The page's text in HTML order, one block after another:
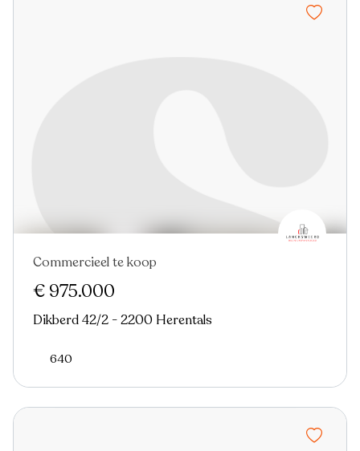
Nieuw
Commercieel te koop
€ 975.000
Dikberd 42/2 - 2200 Herentals
640